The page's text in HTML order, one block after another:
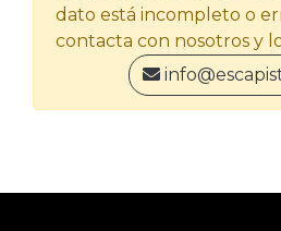
dato está incompleto o
contacta con nosotros y